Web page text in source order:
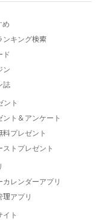
め
ンキング検索
ド
ン
誌
ント
ント＆アンケート
料プレゼント
ストプレゼント
カレンダーアプリ
理アプリ
イト